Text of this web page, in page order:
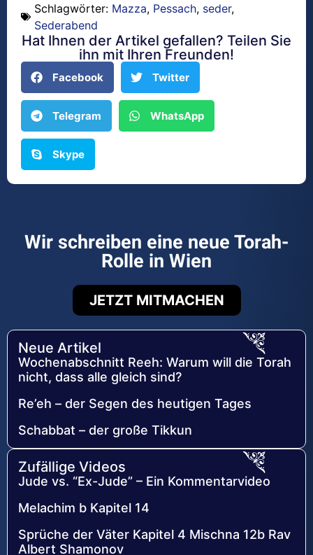
Schlagwörter: Mazza, Pessach, seder,
Sederabend
Hat Ihnen der Artikel gefallen? Teilen Sie
ihn mit Ihren Freunden!
Facebook Twitter
Telegram WhatsApp
Skype
Wir schreiben eine neue Torah-
Rolle in Wien
JETZT MITMACHEN
Neue Artikel
Wochenabschnitt Reeh: Warum will die Torah
nicht, dass alle gleich sind?
Re’eh – der Segen des heutigen Tages
Schabbat – der große Tikkun
Zufällige Videos
Jude vs. “Ex-Jude” – Ein Kommentarvideo
Melachim b Kapitel 14
Sprüche der Väter Kapitel 4 Mischna 12b Rav
Albert Shamonov